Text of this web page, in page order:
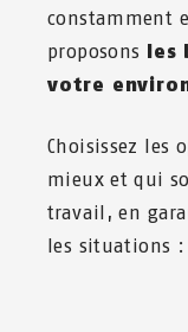
constamment
proposons les
votre
Choisissez les
mieux et qui
travail, en
les situations :